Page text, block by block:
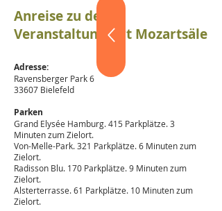
Anreise zu dem
Veranstaltungsort Mozartsäle
Adresse:
Ravensberger Park 6
33607 Bielefeld
Parken
Grand Elysée Hamburg. 415 Parkplätze. 3
Minuten zum Zielort.
Von-Melle-Park. 321 Parkplätze. 6 Minuten zum
Zielort.
Radisson Blu. 170 Parkplätze. 9 Minuten zum
Zielort.
Alsterterrasse. 61 Parkplätze. 10 Minuten zum
Zielort.